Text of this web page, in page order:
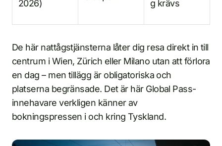
2026)
g krävs
De här nattågstjänsterna låter dig resa direkt in till
centrum i Wien, Zürich eller Milano utan att förlora
en dag – men tillägg är obligatoriska och
platserna begränsade. Det är här Global Pass-
innehavare verkligen känner av
bokningspressen i och kring Tyskland.